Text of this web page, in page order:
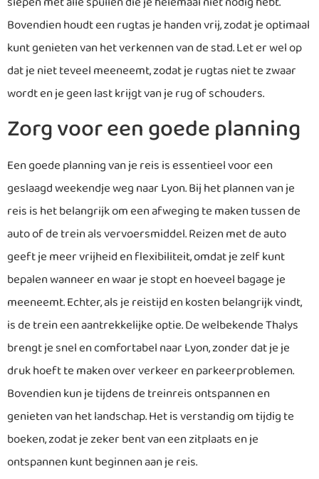
Bovendien houdt een rugtas je handen vrij, zodat je optimaal
kunt genieten van het verkennen van de stad. Let er wel op
dat je niet teveel meeneemt, zodat je rugtas niet te zwaar
wordt en je geen last krijgt van je rug of schouders.
Zorg voor een goede planning
Een goede planning van je reis is essentieel voor een
geslaagd weekendje weg naar Lyon. Bij het plannen van je
reis is het belangrijk om een afweging te maken tussen de
auto of de trein als vervoersmiddel. Reizen met de auto
geeft je meer vrijheid en flexibiliteit, omdat je zelf kunt
bepalen wanneer en waar je stopt en hoeveel bagage je
meeneemt. Echter, als je reistijd en kosten belangrijk vindt,
is de trein een aantrekkelijke optie. De welbekende Thalys
brengt je snel en comfortabel naar Lyon, zonder dat je je
druk hoeft te maken over verkeer en parkeerproblemen.
Bovendien kun je tijdens de treinreis ontspannen en
genieten van het landschap. Het is verstandig om tijdig te
boeken, zodat je zeker bent van een zitplaats en je
ontspannen kunt beginnen aan je reis.